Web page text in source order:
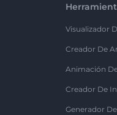
Visualizador
Creador De
Animación
Creador De
Generador